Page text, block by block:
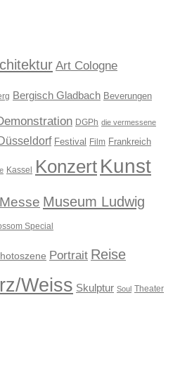
Art Cologne
Bergisch Gladbach Beverungen
DGPh die vermessene
Festival Film Frankreich
Kassel Konzert Kunst
Messe Museum Ludwig
Special
Portrait Reise
Weiss Skulptur Soul Theater